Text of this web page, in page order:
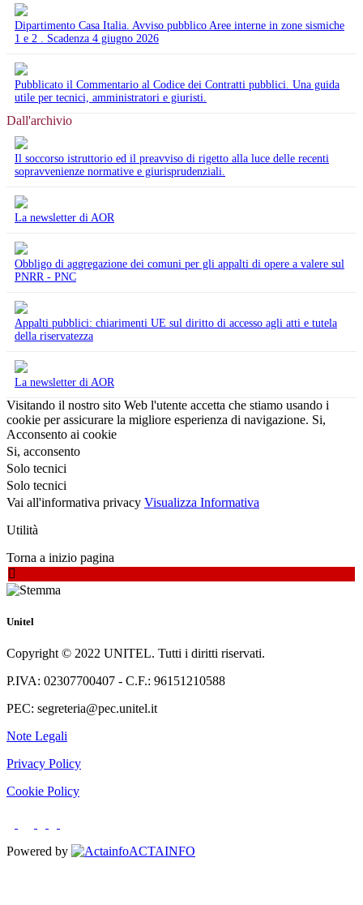
Dipartimento Casa Italia. Avviso pubblico Aree interne in zone sismiche
1 e 2 . Scadenza 4 giugno 2026
Pubblicato il Commentario al Codice dei Contratti pubblici. Una guida
utile per tecnici, amministratori e giuristi.
Dall'archivio
Il soccorso istruttorio ed il preavviso di rigetto alla luce delle recenti
sopravvenienze normative e giurisprudenziali.
La newsletter di AOR
Obbligo di aggregazione dei comuni per gli appalti di opere a valere sul
PNRR - PNC
Appalti pubblici: chiarimenti UE sul diritto di accesso agli atti e tutela
della riservatezza
La newsletter di AOR
Visitando il nostro sito Web l'utente accetta che stiamo usando i
cookie per assicurare la migliore esperienza di navigazione. Si,
Acconsento ai cookie
Si, acconsento
Solo tecnici
Solo tecnici
Vai all'informativa privacy Visualizza Informativa
Utilità
Torna a inizio pagina
Unitel
Copyright © 2022 UNITEL. Tutti i diritti riservati.
P.IVA: 02307700407 - C.F.: 96151210588
PEC: segreteria@pec.unitel.it
Note Legali
Privacy Policy
Cookie Policy
Powered by ACTAINFO